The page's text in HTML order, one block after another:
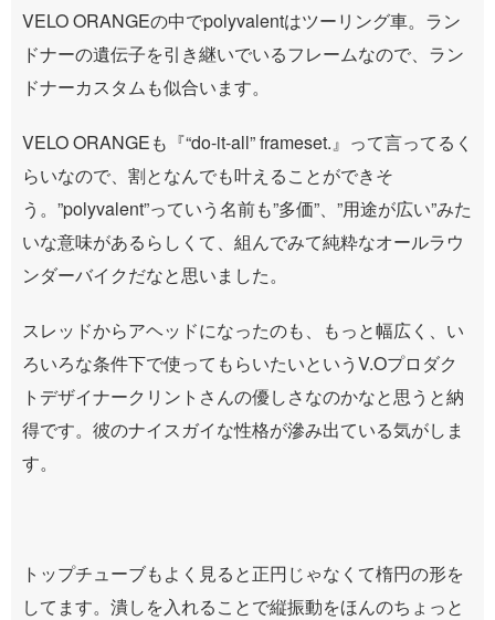
VELO ORANGEの中でpolyvalentはツーリング車。ラン
ドナーの遺伝子を引き継いでいるフレームなので、ラン
ドナーカスタムも似合います。
VELO ORANGEも『“do-it-all” frameset.』って言ってるく
らいなので、割となんでも叶えることができそ
う。”polyvalent”っていう名前も”多価”、”用途が広い”みた
いな意味があるらしくて、組んでみて純粋なオールラウ
ンダーバイクだなと思いました。
スレッドからアヘッドになったのも、もっと幅広く、い
ろいろな条件下で使ってもらいたいというV.Oプロダク
トデザイナークリントさんの優しさなのかなと思うと納
得です。彼のナイスガイな性格が滲み出ている気がしま
す。
トップチューブもよく見ると正円じゃなくて楕円の形を
してます。潰しを入れることで縦振動をほんのちょっと